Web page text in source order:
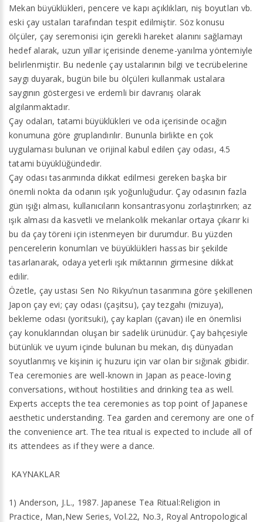
Mekan büyüklükleri, pencere ve kapı açıklıkları, niş boyutları vb.
eski çay ustaları tarafından tespit edilmiştir. Söz konusu
ölçüler, çay seremonisi için gerekli hareket alanını sağlamayı
hedef alarak, uzun yıllar içerisinde deneme-yanılma yöntemiyle
belirlenmiştir. Bu nedenle çay ustalarının bilgi ve tecrübelerine
saygı duyarak, bugün bile bu ölçüleri kullanmak ustalara
saygının göstergesi ve erdemli bir davranış olarak
algılanmaktadır.
Çay odaları, tatami büyüklükleri ve oda içerisinde ocağın
konumuna göre gruplandırılır. Bununla birlikte en çok
uygulaması bulunan ve orijinal kabul edilen çay odası, 4.5
tatami büyüklüğündedir.
Çay odası tasarımında dikkat edilmesi gereken başka bir
önemli nokta da odanın ışık yoğunluğudur. Çay odasının fazla
gün ışığı alması, kullanıcıların konsantrasyonu zorlaştırırken; az
ışık alması da kasvetli ve melankolik mekanlar ortaya çıkarır ki
bu da çay töreni için istenmeyen bir durumdur. Bu yüzden
pencerelerin konumları ve büyüklükleri hassas bir şekilde
tasarlanarak, odaya yeterli ışık miktarının girmesine dikkat
edilir.
Özetle, çay ustası Sen No Rikyu’nun tasarımına göre şekillenen
Japon çay evi; çay odası (çaşitsu), çay tezgahı (mizuya),
bekleme odası (yoritsuki), çay kapları (çavan) ile en önemlisi
çay konuklarından oluşan bir sadelik ürünüdür. Çay bahçesiyle
bütünlük ve uyum içinde bulunan bu mekan, dış dünyadan
soyutlanmış ve kişinin iç huzuru için var olan bir sığınak gibidir.
Tea ceremonies are well-known in Japan as peace-loving
conversations, without hostilities and drinking tea as well.
Experts accepts the tea ceremonies as top point of Japanese
aesthetic understanding. Tea garden and ceremony are one of
the convenience art. The tea ritual is expected to include all of
its attendees as if they were a dance.
KAYNAKLAR
1) Anderson, J.L., 1987. Japanese Tea Ritual:Religion in
Practice, Man,New Series, Vol.22, No.3, Royal Antropological